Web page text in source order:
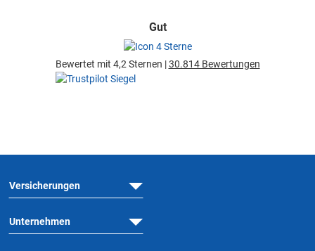
Gut
Bewertet mit 4,2 Sternen |30.814 Bewertungen
Versicherungen
Unternehmen